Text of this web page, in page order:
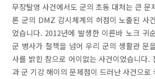
무장탈영 사건에서도 군의 초동 대처는 큰 문
론 군의 DMZ 감시체계의 허점이 노출된 사
었습니다. 2012년에 발생한 이른바 노크 귀
군 병사가 철책을 넘어 우리 군의 생활관 문
사를 밝힌 참으로 어이없는 사건이었습니다.
과 군 기강 해이의 문제점이 드러난 사건으로